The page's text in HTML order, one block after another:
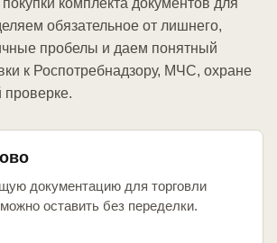
комплекта документов для
обязательное от лишнего,
пробелы и даем понятный
к Роспотребнадзору, МЧС, охране
проверке.
документацию для торговли
оставить без переделки.